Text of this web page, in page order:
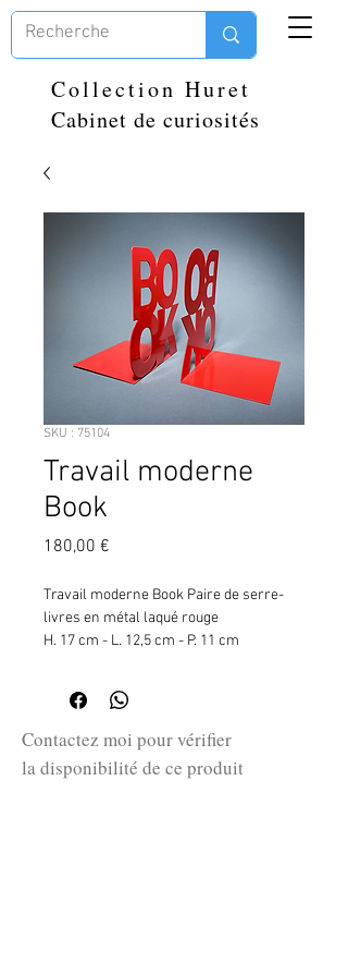
Collection Huret
Cabinet de curiosités
SKU : 75104
Travail moderne
Book
180,00 €
Travail moderne Book Paire de serre-
livres en métal laqué rouge
H. 17 cm - L. 12,5 cm - P. 11 cm
Contactez moi pour vérifier
la disponibilité de ce produit